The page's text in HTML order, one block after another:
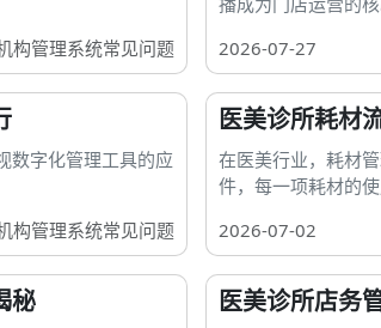
构管理系统常见问题
2026-07-27
数字化管理工具的应
构管理系统常见问题
医美诊所耗材
在医美行业，耗材
件，每一项耗材的
2026-07-02
秘 医美诊所店务